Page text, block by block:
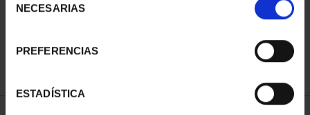
NECESARIAS
PREFERENCIAS
ESTADÍSTICA
26,00 €